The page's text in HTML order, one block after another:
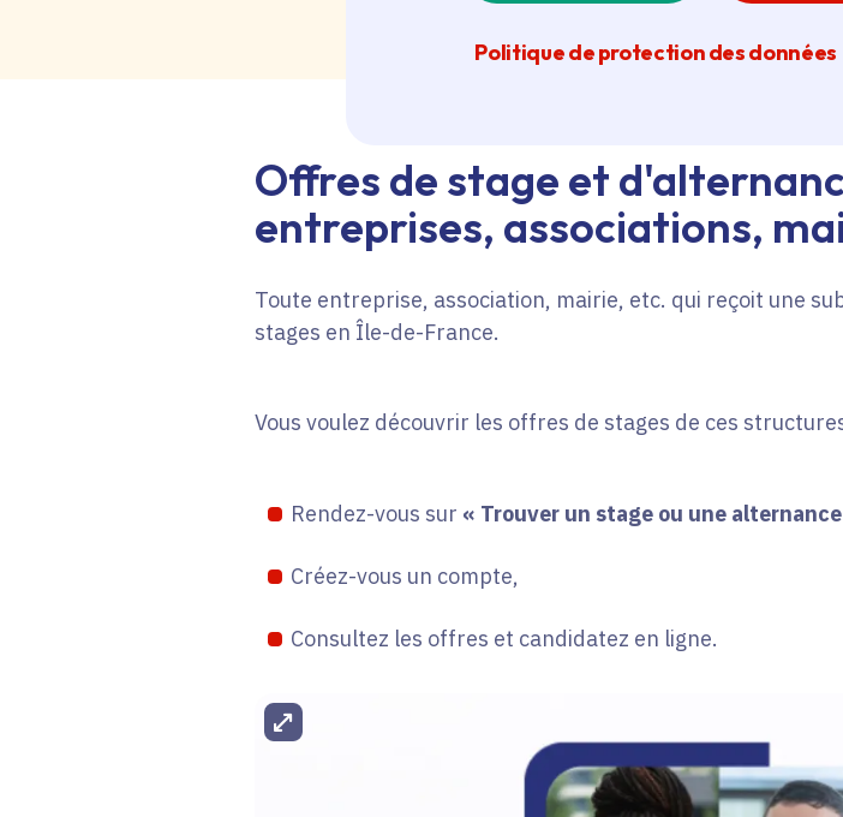
Politique de protection des données
Offres de stage et
entreprises, associations,
Toute entreprise, association, mairie, etc. qui reçoit une
stages en Île-de-France.
Vous voulez découvrir les offres de stages de ces
Rendez-vous sur « Trouver un stage ou une
Créez-vous un compte,
Consultez les offres et candidatez en ligne.
Agrandir l'image